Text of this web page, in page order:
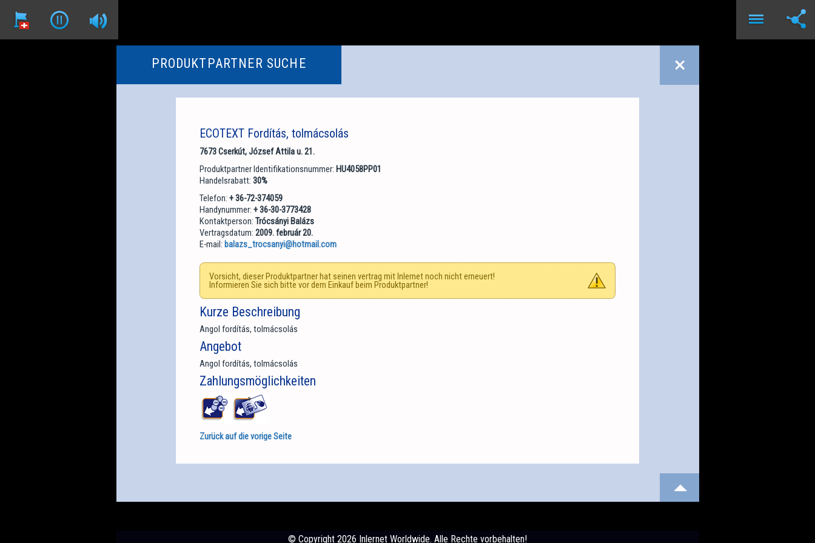
PRODUKTPARTNER SUCHE
ECOTEXT Fordítás, tolmácsolás
7673 Cserkút, József Attila u. 21.
Produktpartner Identifikationsnummer: HU4058PP01
Handelsrabatt: 30%
Telefon: + 36-72-374059
Handynummer: + 36-30-3773428
Kontaktperson: Trócsányi Balázs
Vertragsdatum: 2009. február 20.
E-mail: balazs_trocsanyi@hotmail.com
Vorsicht, dieser Produktpartner hat seinen vertrag mit Inlernet noch nicht erneuert!
Informieren Sie sich bitte vor dem Einkauf beim Produktpartner!
Kurze Beschreibung
Angol fordítás, tolmácsolás
Angebot
Angol fordítás, tolmácsolás
Zahlungsmöglichkeiten
Zurück auf die vorige Seite
© Copyright 2026 Inlernet Worldwide. Alle Rechte vorbehalten!